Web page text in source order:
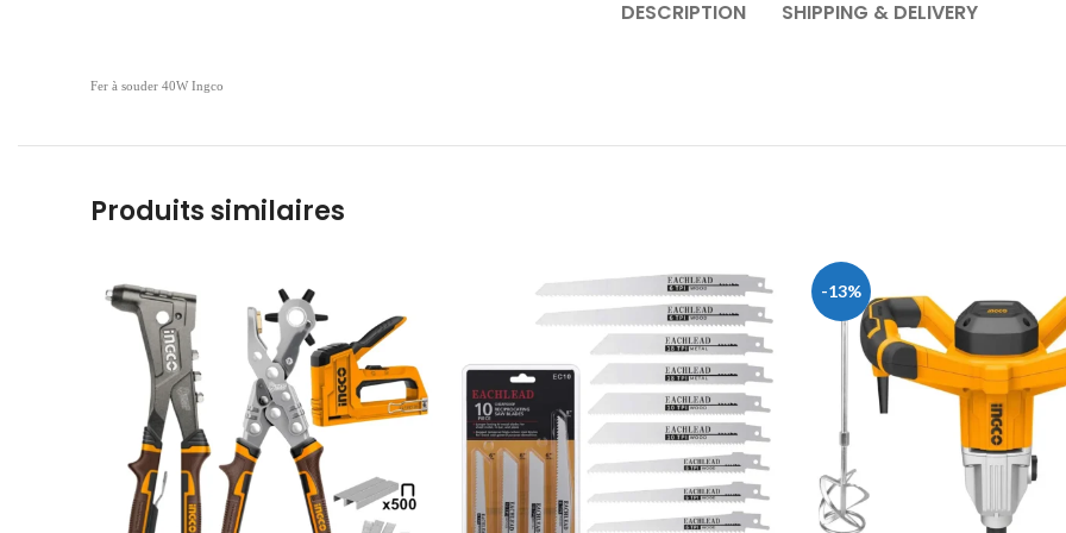
DESCRIPTION SHIPPING & DELIVERY
Fer à souder 40W Ingco
Produits similaires
-13%